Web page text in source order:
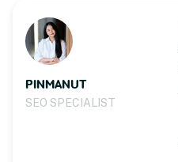
PINMANUT
SEO SPECIALIST